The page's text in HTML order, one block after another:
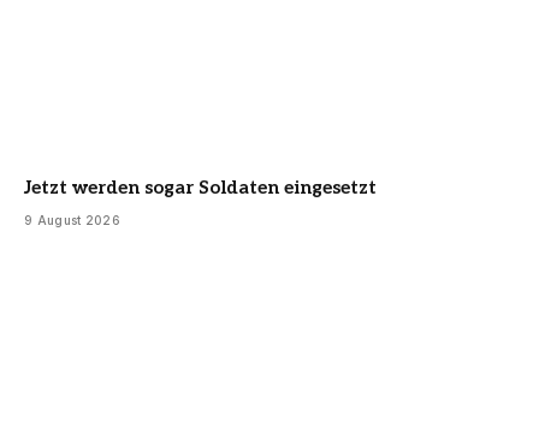
Jetzt werden sogar Soldaten eingesetzt
9 August 2026